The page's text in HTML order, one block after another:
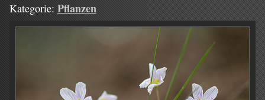
Kategorie: Pflanzen